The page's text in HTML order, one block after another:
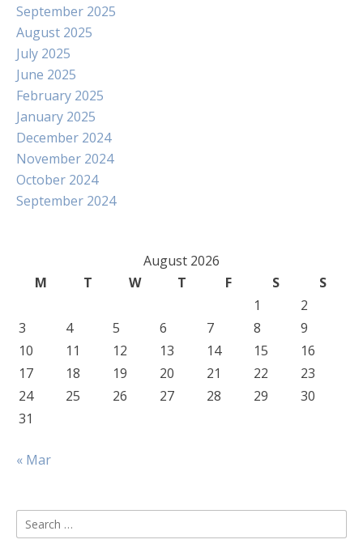
September 2025
August 2025
July 2025
June 2025
February 2025
January 2025
December 2024
November 2024
October 2024
September 2024
August 2026
M
T W T F S
S
1
2
3
4 5 6 7 8
9
10
11 12 13 14 15
16
17
18 19 20 21 22
23
24
25 26 27 28 29
30
31
« Mar
Search
for: